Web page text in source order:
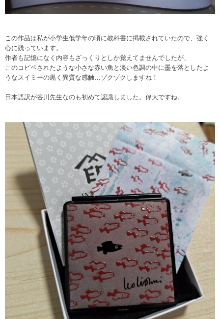
この作品は私が小学生低学年の頃に教科書に掲載されていたので、強く
心に残っています。
作者も記憶になく内容もざっくりとしか覚えてませんでしたが、
このコピペされたような小さな赤い魚と淡い色調の中に墨を落としたよ
うなスイミーの黒く異質な感触…ゾクゾクしますね！
日本語訳が谷川先生なのも初めて認識しました。偉大ですね。